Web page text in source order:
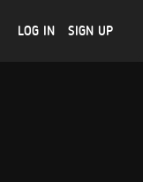
LOG IN SIGN UP